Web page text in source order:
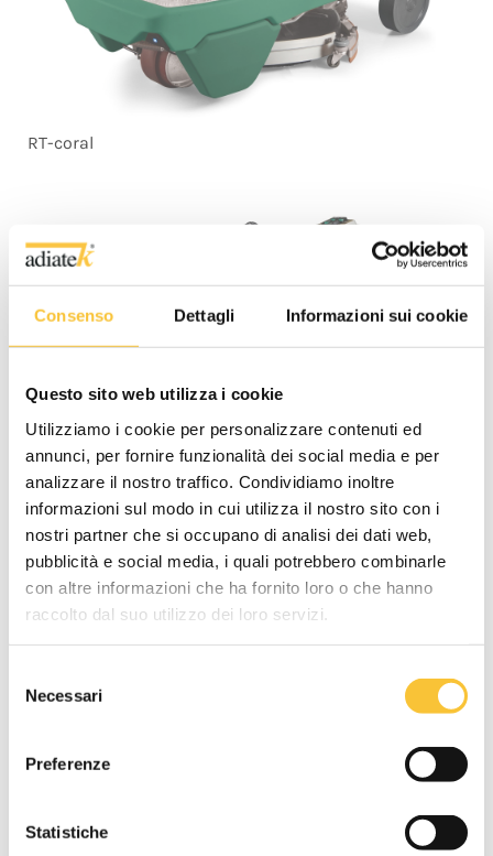
Consenso Dettagli Informazioni sui cookie
Questo sito web utilizza i cookie
Utilizziamo i cookie per personalizzare contenuti ed
annunci, per fornire funzionalità dei social media e per
analizzare il nostro traffico. Condividiamo inoltre
informazioni sul modo in cui utilizza il nostro sito con i
nostri partner che si occupano di analisi dei dati web,
pubblicità e social media, i quali potrebbero combinarle
con altre informazioni che ha fornito loro o che hanno
raccolto dal suo utilizzo dei loro servizi.
delNecessari
Preferenze
Statistiche
RT-coral